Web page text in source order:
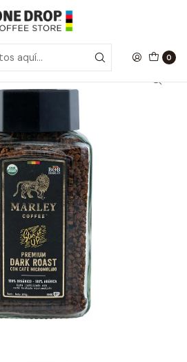
0
Marley Coffee
• Stir It Up! 100gr.